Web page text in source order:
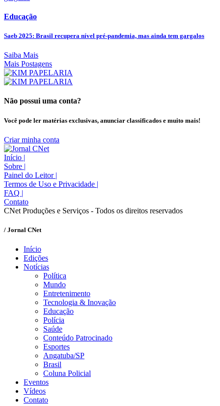
Educação
Saeb 2025: Brasil recupera nível pré-pandemia, mas ainda tem gargalos
Saiba Mais
Mais Postagens
Não possui uma conta?
Você pode ler matérias exclusivas, anunciar classificados e muito mais!
Criar minha conta
Início |
Sobre |
Painel do Leitor |
Termos de Uso e Privacidade |
FAQ |
Contato
CNet Produções e Serviços - Todos os direitos reservados
/ Jornal CNet
Início
Edições
Notícias
Política
Mundo
Entretenimento
Tecnologia & Inovação
Educação
Polícia
Saúde
Conteúdo Patrocinado
Esportes
Angatuba/SP
Brasil
Coluna Policial
Eventos
Vídeos
Contato